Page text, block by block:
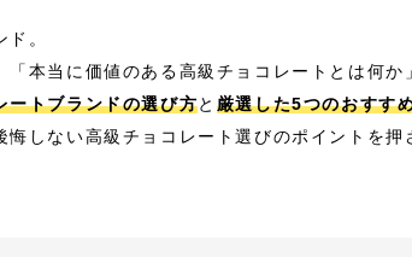
。
本当に価値のある高級チョコレートとは何
ートブランドの選び方と 厳選した5つのおすす
しない高級チョコレート選びのポイントを押